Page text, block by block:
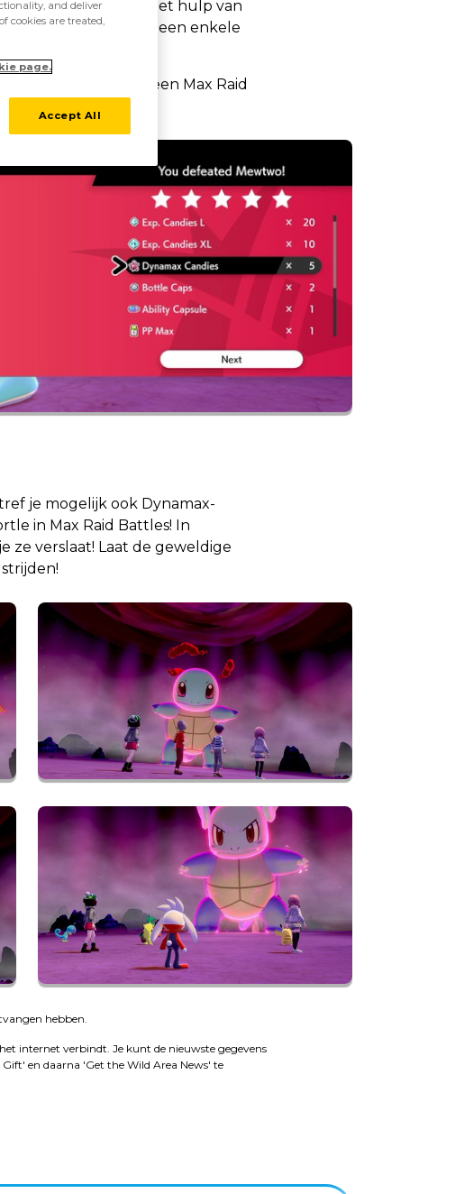
kun je hem alleen met hulp van
als hij verslagen is. Geen enkele
Als je hem tijdens een Max Raid
ontvangt!
je mogelijk ook Dynamax-
in Max Raid Battles! In
ze verslaat! Laat de geweldige
hebben.
internet verbindt. Je kunt de nieuwste gegevens
en daarna 'Get the Wild Area News' te
and deliver
cookies are treated,
page.
Accept All